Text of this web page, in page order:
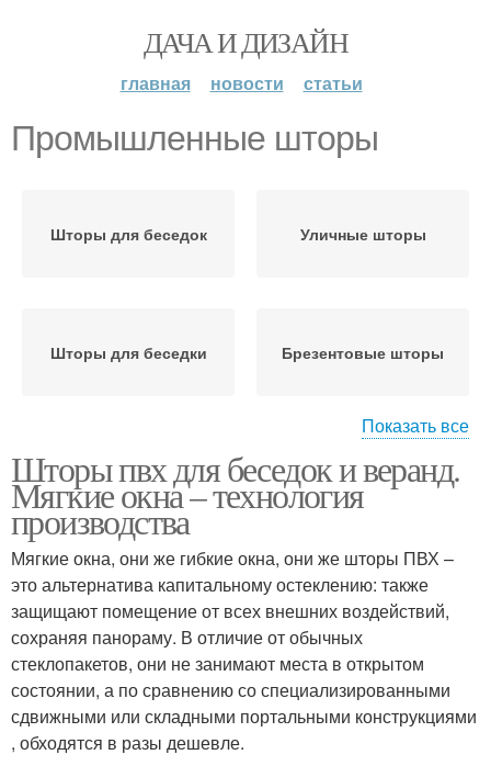
ДАЧА И ДИЗАЙН
главная новости статьи
Промышленные шторы
Шторы для беседок Уличные шторы
Шторы для беседки Брезентовые шторы
Рулонные шторы
Показать все
Шторы пвх для беседок и веранд.
Мягкие окна – технология
производства
Мягкие окна, они же гибкие окна, они же шторы ПВХ –
это альтернатива капитальному остеклению: также
защищают помещение от всех внешних воздействий,
сохраняя панораму. В отличие от обычных
стеклопакетов, они не занимают места в открытом
состоянии, а по сравнению со специализированными
сдвижными или складными портальными конструкциями
, обходятся в разы дешевле.